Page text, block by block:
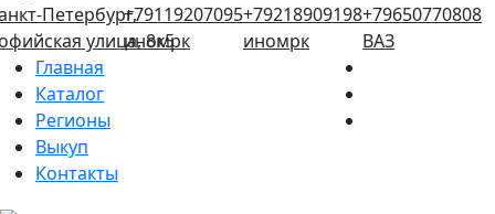
Петербург,
улица, 8к5
+79119207095
иномрк
+79218909198
иномрк
+79650770808
ВАЗ
Главная
Каталог
Регионы
Выкуп
Контакты